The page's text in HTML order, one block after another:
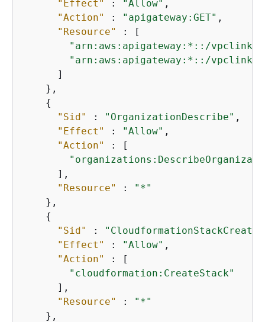
"Effect" : "Allow" ,
"Action"
: "apigateway:GET" ,
"Resource"
: [
"arn:aws:apigateway:*::/vpclinks"
"arn:aws:apigateway:*::/
      ]
    },
{
"Sid"
: "OrganizationDescribe" ,
"Effect"
: "Allow" ,
"Action"
: [
      ],
"Resource"
:
"*"
    },
{
"Sid"
: "CloudformationStackCreate"
"Effect"
: "Allow" ,
"Action"
: [
"cloudformation:CreateStack"
      ],
"Resource"
:
"*"
    },